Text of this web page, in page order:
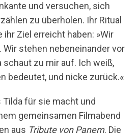
und versuchen, sich
zu überholen. Ihr Ritual
ihr Ziel erreicht haben: »Wir
stehen nebeneinander vor
schaut zu mir auf. Ich weiß,
bedeutet, und nicke zurück.«
Tilda für sie macht und
gemeinsamen Filmabend
aus Tribute von Panem. Die